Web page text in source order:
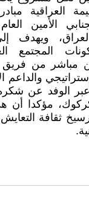
العراقية
الأمين
ويهدف
المجتمع
مباشر من
والداعم
الوفد عن
مؤكدا أن
ثقافة